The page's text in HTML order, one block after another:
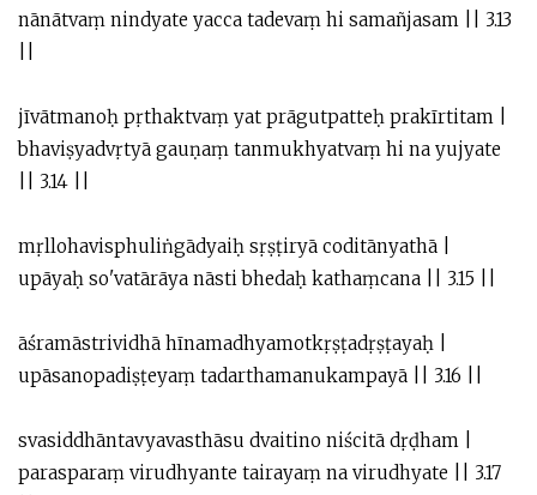
nānātvaṃ nindyate yacca tadevaṃ hi samañjasam || 3.13
jīvātmanoḥ pṛthaktvaṃ yat prāgutpatteḥ prakīrtitam |
bhaviṣyadvṛtyā gauṇaṃ tanmukhyatvaṃ hi na yujyate
|| 3.14 ||
mṛllohavisphuliṅgādyaiḥ sṛṣṭiryā coditānyathā |
upāyaḥ so'vatārāya nāsti bhedaḥ kathaṃcana || 3.15 ||
āśramāstrividhā hīnamadhyamotkṛṣṭadṛṣṭayaḥ |
upāsanopadiṣṭeyaṃ tadarthamanukampayā || 3.16 ||
svasiddhāntavyavasthāsu dvaitino niścitā dṛḍham |
parasparaṃ virudhyante tairayaṃ na virudhyate || 3.17